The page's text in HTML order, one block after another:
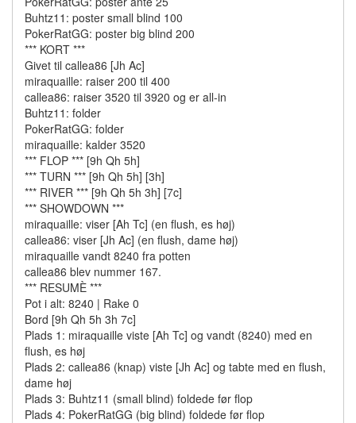
Buhtz11: poster small blind 100
PokerRatGG: poster big blind 200
*** KORT ***
Givet til callea86 [Jh Ac]
miraquaille: raiser 200 til 400
callea86: raiser 3520 til 3920 og er all-in
Buhtz11: folder
PokerRatGG: folder
miraquaille: kalder 3520
*** FLOP *** [9h Qh 5h]
*** TURN *** [9h Qh 5h] [3h]
*** RIVER *** [9h Qh 5h 3h] [7c]
*** SHOWDOWN ***
miraquaille: viser [Ah Tc] (en flush, es høj)
callea86: viser [Jh Ac] (en flush, dame høj)
miraquaille vandt 8240 fra potten
callea86 blev nummer 167.
*** RESUMÈ ***
Pot i alt: 8240 | Rake 0
Bord [9h Qh 5h 3h 7c]
Plads 1: miraquaille viste [Ah Tc] og vandt (8240) med en
flush, es høj
Plads 2: callea86 (knap) viste [Jh Ac] og tabte med en flush,
dame høj
Plads 3: Buhtz11 (small blind) foldede før flop
Plads 4: PokerRatGG (big blind) foldede før flop